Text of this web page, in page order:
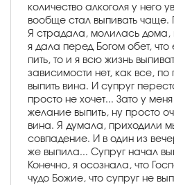
количество алкоголя у него
вообще стал выпивать чаще.
Я страдала, молилась дома,
я дала перед Богом обет, что
пить, то и я всю жизнь
зависимости нет, как все,
выпить вина. И супруг
просто не хочет... Зато у
желание выпить, ну просто
вина. Я думала, приходили
совпадение. И в один из
же выпила... Супруг начал
Конечно, я осознала, что
чудо Божие, что супруг не